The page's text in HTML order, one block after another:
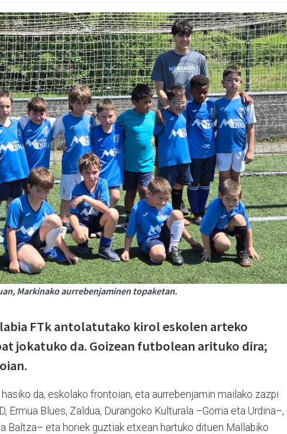
Markinako aurrebenjaminen topaketan.
FTk antolatutako kirol eskolen arteko
jokatuko da. Goizean futbolean arituko dira;
da, eskolako frontoian, eta aurrebenjamin mailako zazpi
Ermua Blues, Zaldua, Durangoko Kulturala –Gorria eta Urdina–,
Baltza– eta horiek guztiak etxean hartuko dituen Mallabiko